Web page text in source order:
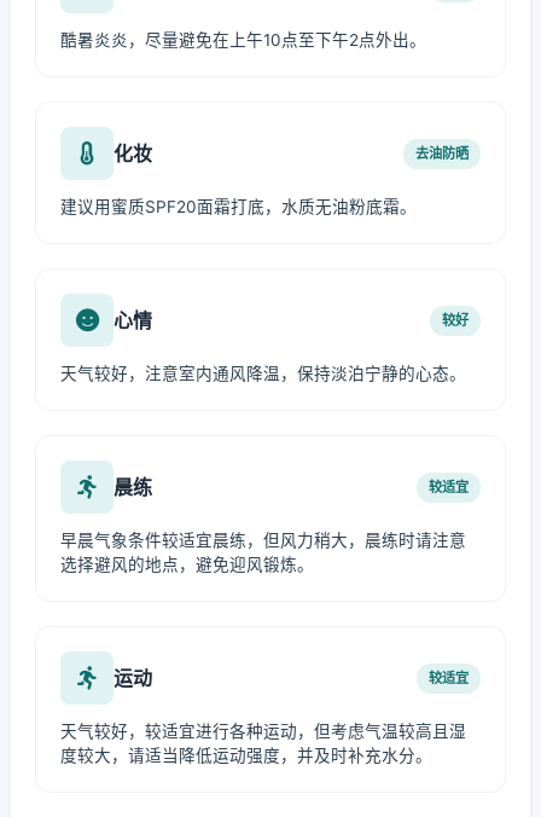
酷暑炎炎，尽量避免在上午10点至下午2点外出。
化妆 去油防晒
建议用蜜质SPF20面霜打底，水质无油粉底霜。
心情 较好
天气较好，注意室内通风降温，保持淡泊宁静的心态。
晨练 较适宜
早晨气象条件较适宜晨练，但风力稍大，晨练时请注意
选择避风的地点，避免迎风锻炼。
运动 较适宜
天气较好，较适宜进行各种运动，但考虑气温较高且湿
度较大，请适当降低运动强度，并及时补充水分。